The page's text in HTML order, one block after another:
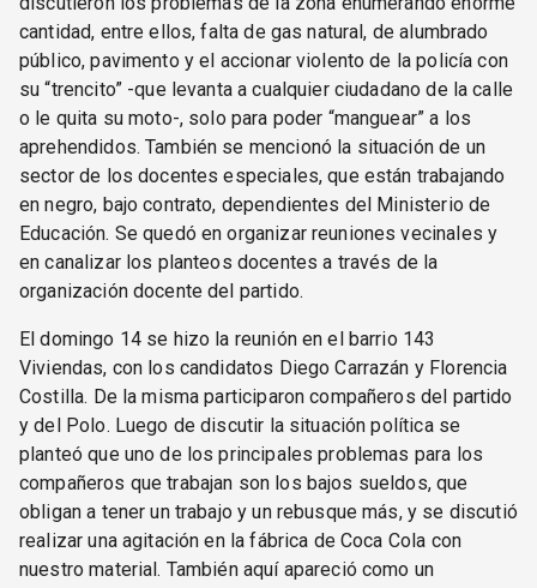
cantidad, entre ellos, falta de gas natural, de alumbrado
público, pavimento y el accionar violento de la policía con
su “trencito” -que levanta a cualquier ciudadano de la calle
o le quita su moto-, solo para poder “manguear” a los
aprehendidos. También se mencionó la situación de un
sector de los docentes especiales, que están trabajando
en negro, bajo contrato, dependientes del Ministerio de
Educación. Se quedó en organizar reuniones vecinales y
en canalizar los planteos docentes a través de la
organización docente del partido.
El domingo 14 se hizo la reunión en el barrio 143
Viviendas, con los candidatos Diego Carrazán y Florencia
Costilla. De la misma participaron compañeros del partido
y del Polo. Luego de discutir la situación política se
planteó que uno de los principales problemas para los
compañeros que trabajan son los bajos sueldos, que
obligan a tener un trabajo y un rebusque más, y se discutió
realizar una agitación en la fábrica de Coca Cola con
nuestro material. También aquí apareció como un